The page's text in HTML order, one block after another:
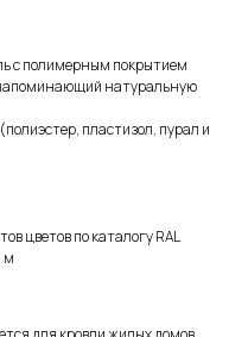
с полимерным покрытием
натуральную
пластизол, пурал и
цветов по каталогу RAL
м